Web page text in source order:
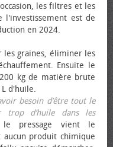
les filtres et les
l'investissement est de
en 2024.
graines, éliminer les
Ensuite le
kg de matière brute
d'huile.
besoin d’être tout le
d’huile dans les
pressage vient le
produit chimique